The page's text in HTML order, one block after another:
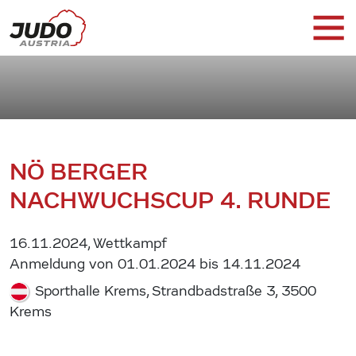
NÖ BERGER
NACHWUCHSCUP 4. RUNDE
16.11.2024, Wettkampf
Anmeldung von 01.01.2024 bis 14.11.2024
Sporthalle Krems, Strandbadstraße 3, 3500
Krems